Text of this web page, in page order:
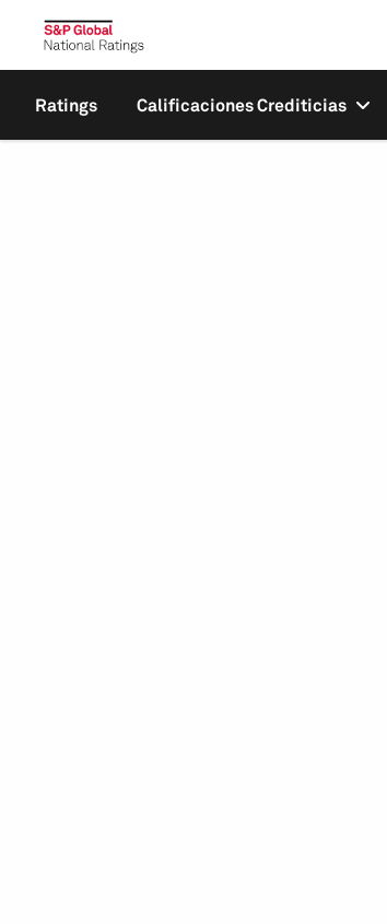
Ratings Calificaciones Crediticias